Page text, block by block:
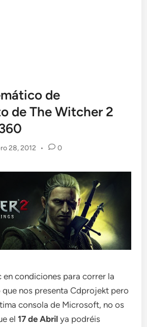
de
de The Witcher 2
28, 2012 • 0
en condiciones para correr la
nos presenta Cdprojekt pero
consola de Microsoft, no os
el17 de Abril ya podréis